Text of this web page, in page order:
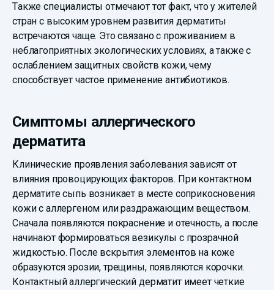
Также специалисты отмечают тот факт, что у жителей
стран с высоким уровнем развития дерматиты
встречаются чаще. Это связано с проживанием в
неблагоприятных экологических условиях, а также с
ослаблением защитных свойств кожи, чему
способствует частое применение антибиотиков.
Симптомы аллергического
дерматита
Клинические проявления заболевания зависят от
влияния провоцирующих факторов. При контактном
дерматите сыпь возникает в месте соприкосновения
кожи с аллергеном или раздражающим веществом.
Сначала появляются покраснение и отечность, а после
начинают формироваться везикулы с прозрачной
жидкостью. После вскрытия элементов на коже
образуются эрозии, трещины, появляются корочки.
Контактный аллергический дерматит имеет четкие